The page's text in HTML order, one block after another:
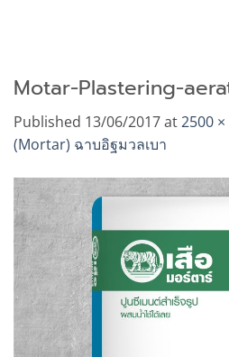
Motar-Plastering-
Published 13/06/2017at2500
(Mortar) ฉาบอิฐมวลเบา